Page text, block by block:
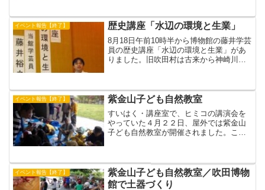
淡路大震災発生1997/10 地震災害から
文...
イベント報告【終了】 歴史講座「水辺の環境と生業」
8月18日午前10時半から博物館の藤井学芸
員の歴史講座「水辺の環境と生業」があ
りました。旧吹田村は古来から神崎川の
なかった。そのよう...
イベント報告【終了】 紫金山子ども自然教室
すいはく・講座室で、ヒミコの講演会を
やっていた４月２２日、屋外では紫金山
子ども自然教室が開催されました。この
自然に対する興味・関心をそだて、命の
尊さを知ってもらおうと、...
イベント報告【終了】
紫金山子ども自然教室／吹田博物
館で土器づくり